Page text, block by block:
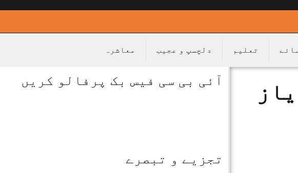
تعلیم دلچسپ و عجیب معاشرہ
آئی بی سی فیس بک پرفالو کریں
تجزیے و تبصرے